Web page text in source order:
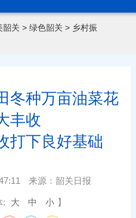
韶关> 绿色韶关> 乡村振
冬种万亩油菜花
丰收
打下良好基础
来源： 韶关日报
: 大 中 小 】